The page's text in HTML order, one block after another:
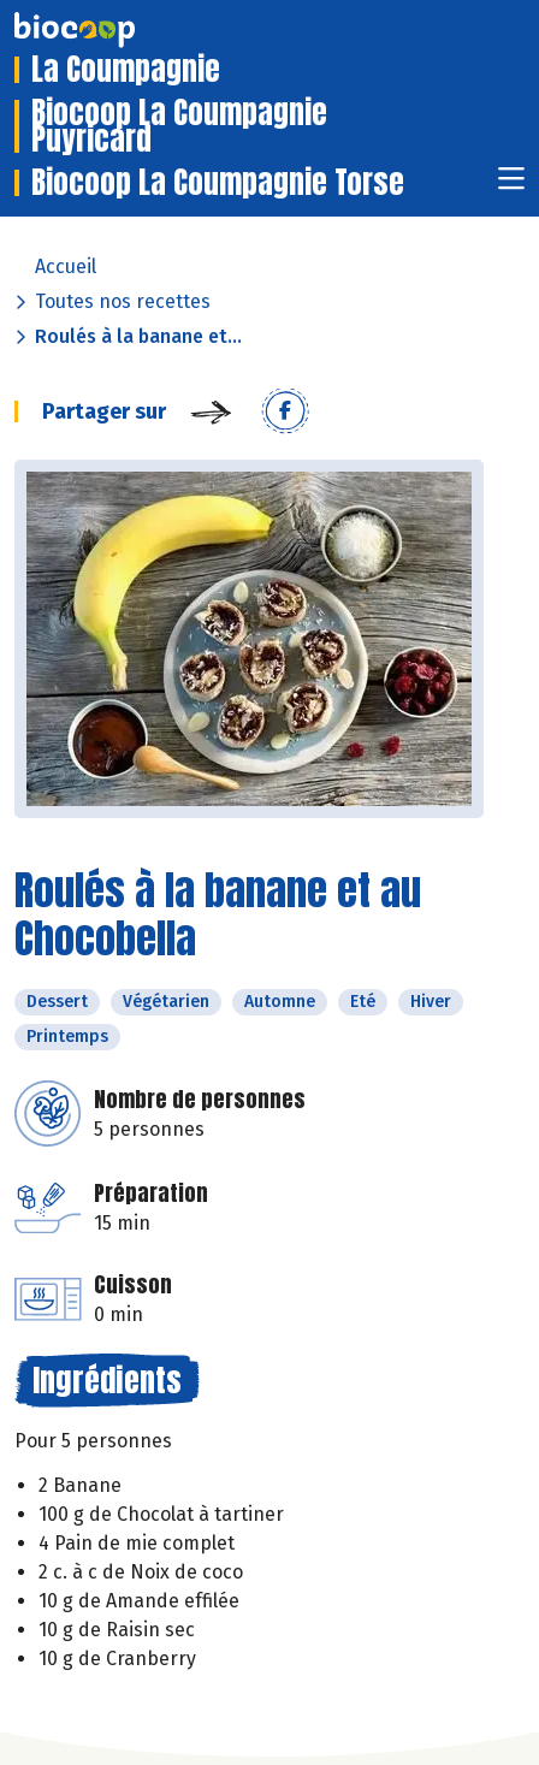
La Coumpagnie
Biocoop La Coumpagnie
Puyricard
Biocoop La Coumpagnie Torse
Accueil
Toutes nos recettes
Roulés à la banane et...
Partager sur
Roulés à la banane et au
Chocobella
Dessert Végétarien Automne Eté
Hiver
Printemps
Nombre de personnes
5 personnes
Préparation
15 min
Cuisson
0 min
Ingrédients
Pour 5 personnes
2 Banane
100 g de Chocolat à tartiner
4 Pain de mie complet
2 c. à c de Noix de coco
10 g de Amande effilée
10 g de Raisin sec
10 g de Cranberry